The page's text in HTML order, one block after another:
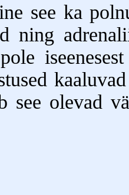
see ka
ning
see olevad